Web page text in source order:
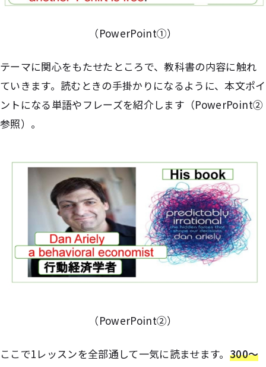
（PowerPoint①）
テーマに関心をもたせたところで、教科書の内容に触れ
ていきます。読むときの手掛かりになるように、本文ポイ
ントになる単語やフレーズを紹介します（PowerPoint②
参照）。
（PowerPoint②）
ここで1レッスンを全部通して一気に読ませます。 300～